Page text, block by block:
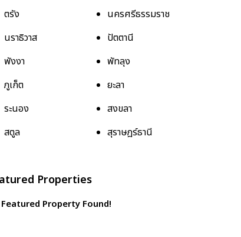
ตรัง
นครศรีธรรมราช
นราธิวาส
ปัตตานี
พังงา
พัทลุง
ภูเก็ต
ยะลา
ระนอง
สงขลา
สตูล
สุราษฎร์ธานี
Properties
Property Found!